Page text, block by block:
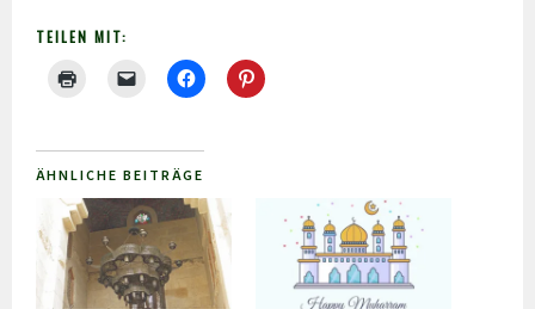
TEILEN MIT:
ÄHNLICHE BEITRÄGE